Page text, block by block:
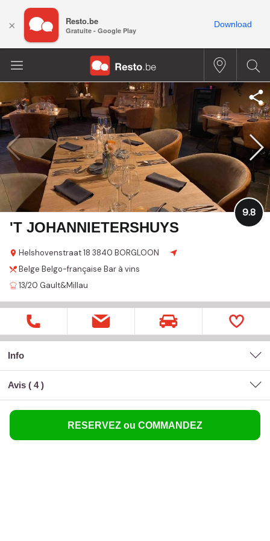
'T JOHANNIETERSHUYS
Helshovenstraat 18 3840 BORGLOON
9.8
Belge Belgo-française Bar à vins
13/20 Gault&Millau
Info
Avis ( 4)
RESERVEZ ou COMMANDEZ
× Resto.be
Gratuite - Google Play
Download